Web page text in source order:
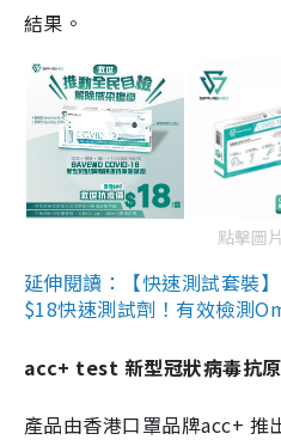
結果。
點擊圖
延伸閱讀：【快速測試套裝
$18快速測試劑！有效檢測
acc+ test 新型冠狀病毒抗
產品由香港口罩品牌acc+ 推